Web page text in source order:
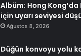
Albüm: Hong
için uyarı seviyesi
Ağustos 8, 2026
Düğün konvoyu yolu